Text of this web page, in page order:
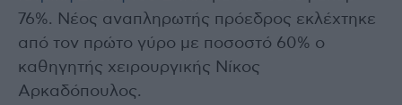
76%. Νέος αναπληρωτής πρόεδρος εκλέχτηκε
από τον πρώτο γύρο με ποσοστό 60% ο
καθηγητής χειρουργικής Νίκος
Αρκαδόπουλος.